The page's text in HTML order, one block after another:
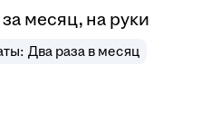
за месяц, на руки
Два раза в месяц